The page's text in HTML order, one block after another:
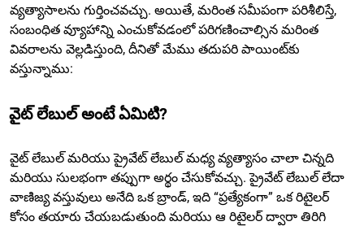
వ్యత్యాసాలను గుర్తించవచ్చు. అయితే, మరింత సమీపంగా పరిశీలిస్తే,
సంబంధిత వ్యూహాన్ని ఎంచుకోవడంలో పరిగణించాల్సిన మరింత
వివరాలను వెల్లడిస్తుంది, దీనితో మేము తదుపరి పాయింట్‌కు
వస్తున్నాము:
వైట్ లేబుల్ అంటే ఏమిటి?
వైట్ లేబుల్ మరియు ప్రైవేట్ లేబుల్ మధ్య వ్యత్యాసం చాలా చిన్నది
మరియు సులభంగా తప్పుగా అర్థం చేసుకోవచ్చు. ప్రైవేట్ లేబుల్ లేదా
వాణిజ్య వస్తువులు అనేది ఒక బ్రాండ్, ఇది “ప్రత్యేకంగా” ఒక రిటైలర్
కోసం తయారు చేయబడుతుంది మరియు ఆ రిటైలర్ ద్వారా తిరిగి